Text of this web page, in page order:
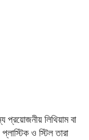
প্রয়োজনীয় লিথিয়াম বা
ও স্টিল তারা